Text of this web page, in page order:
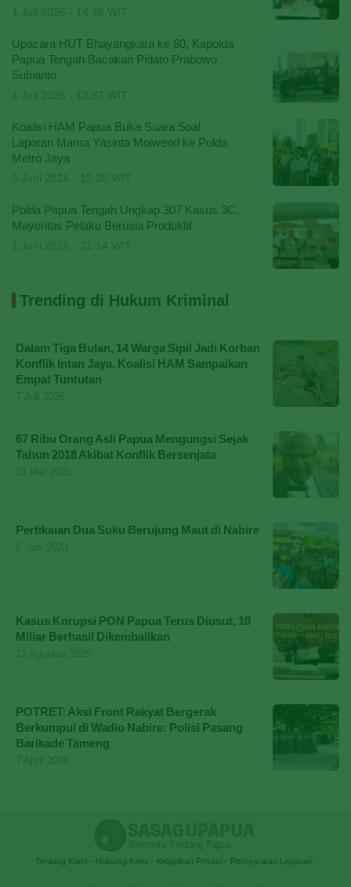
Upacara HUT Bhayangkara ke 80, Kapolda
Papua Tengah Bacakan Pidato Prabowo
Subianto
Koalisi HAM Papua Buka Suara Soal
Laporan Mama Yasinta Moiwend ke Polda
Metro Jaya
Polda Papua Tengah Ungkap 307 Kasus 3C,
Mayoritas Pelaku Berusia Produktif
Trending di Hukum Kriminal
Dalam Tiga Bulan, 14 Warga Sipil Jadi Korban
Konflik Intan Jaya, Koalisi HAM Sampaikan
Empat Tuntutan
67 Ribu Orang Asli Papua Mengungsi Sejak
Tahun 2018 Akibat Konflik Bersenjata
Pertikaian Dua Suku Berujung Maut di Nabire
Kasus Korupsi PON Papua Terus Diusut, 10
Miliar Berhasil Dikembalikan
POTRET: Aksi Front Rakyat Bergerak
Berkumpul di Wadio Nabire: Polisi Pasang
Barikade Tameng
Tentang Kami Hubungi Kami Kebijakan Privasi Persyaratan Layanan